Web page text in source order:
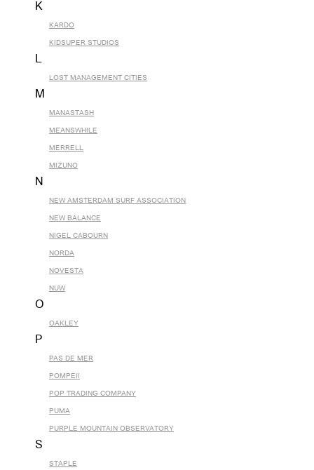
K
KARDO
KIDSUPER STUDIOS
L
LOST MANAGEMENT CITIES
M
MANASTASH
MEANSWHILE
MERRELL
MIZUNO
N
NEW AMSTERDAM SURF ASSOCIATION
NEW BALANCE
NIGEL CABOURN
NORDA
NOVESTA
NUW
O
OAKLEY
P
PAS DE MER
POMPEII
POP TRADING COMPANY
PUMA
PURPLE MOUNTAIN OBSERVATORY
S
STAPLE